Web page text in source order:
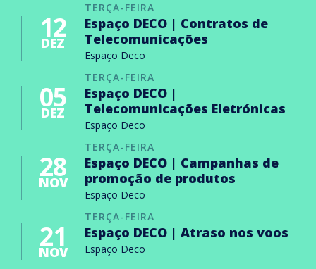
TERÇA-FEIRA
12
DEZ
Espaço DECO | Contratos de
Telecomunicações
Espaço Deco
TERÇA-FEIRA
05
DEZ
Espaço DECO |
Telecomunicações Eletrónicas
Espaço Deco
TERÇA-FEIRA
28
NOV
Espaço DECO | Campanhas de
promoção de produtos
Espaço Deco
TERÇA-FEIRA
21
NOV
Espaço DECO | Atraso nos voos
Espaço Deco